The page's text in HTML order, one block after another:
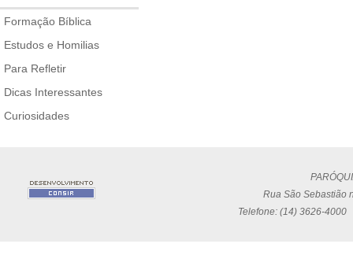
Formação Bíblica
Estudos e Homilias
Para Refletir
Dicas Interessantes
Curiosidades
Rua São Sebastião
Telefone: (14) 3626-